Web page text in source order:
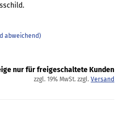
abweichend)
nur für freigeschaltete Kunden
zzgl. 19% MwSt. zzgl. Versand